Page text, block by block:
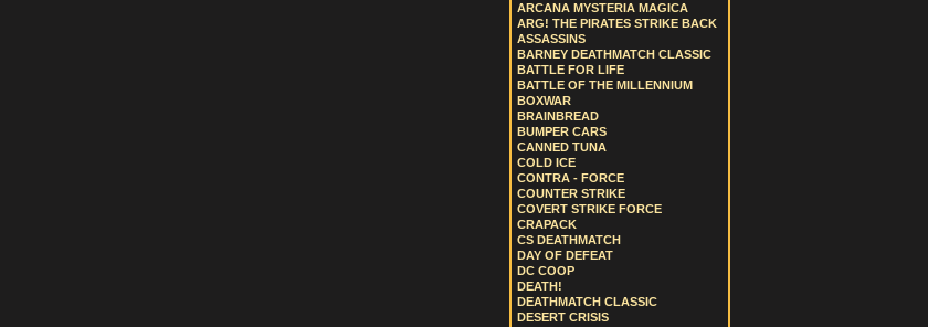
ARCANA MYSTERIA MAGICA
ARG! THE PIRATES STRIKE BACK
ASSASSINS
BARNEY DEATHMATCH CLASSIC
BATTLE FOR LIFE
BATTLE OF THE MILLENNIUM
BOXWAR
BRAINBREAD
BUMPER CARS
CANNED TUNA
COLD ICE
CONTRA - FORCE
COUNTER STRIKE
COVERT STRIKE FORCE
CRAPACK
CS DEATHMATCH
DAY OF DEFEAT
DC COOP
DEATH!
DEATHMATCH CLASSIC
DESERT CRISIS